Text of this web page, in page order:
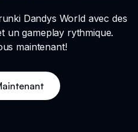
Dandys World avec des
un gameplay rythmique.
maintenant!